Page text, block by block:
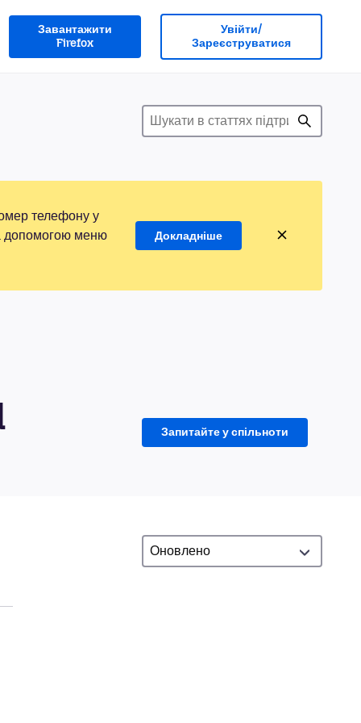
Завантажити
Firefox
Увійти/
Зареєструватися
телефону у
допомогою меню
Докладніше
Запитайте у спільноти